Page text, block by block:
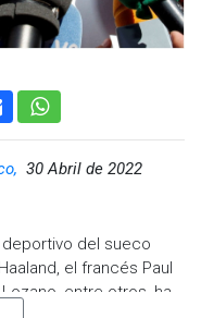
|
@cadena_noticias
| Telegram:
|
30 Abril de 2022
deportivo del sueco
el francés Paul
entre otros, ha